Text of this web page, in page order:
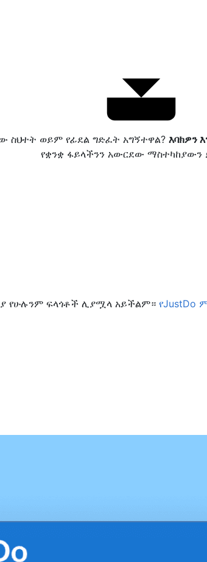
ስህተት ወይም የፊደል ግድፈት አግኝተዋል? እባክዎን
የቋንቋ ፋይላችንን አውርደው ማስተካከያውን
የሁሉንም ፍላጎቶች ሊያሟላ አይችልም። የJustDo